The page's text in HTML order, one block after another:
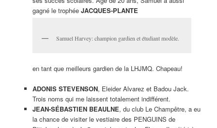
gagné le trophée JACQUES-PLANTE
Samuel Harvey: champion gardien et étudiant modèle.
en tant que meilleurs gardien de la LHJMQ. Chapeau!
ADONIS STEVENSON, Eleider Alvarez et Badou Jack.
Trois noms qui me laissent totalement indifférent.
JEAN-SÉBASTIEN BEAULNE, du club Le Champêtre, a eu
la chance de visiter le vestiaire des PENGUINS de